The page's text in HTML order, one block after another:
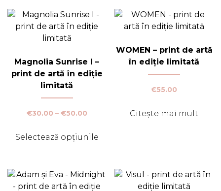
Magnolia Sunrise I –
print de artă în ediție
limitată
€30.00 – €50.00Interval
prețuri:
€30.00
€50.00
Selectează opțiunile
are
mai
WOMEN – print de artă
în ediție limitată
€55.00
Citește mai mult